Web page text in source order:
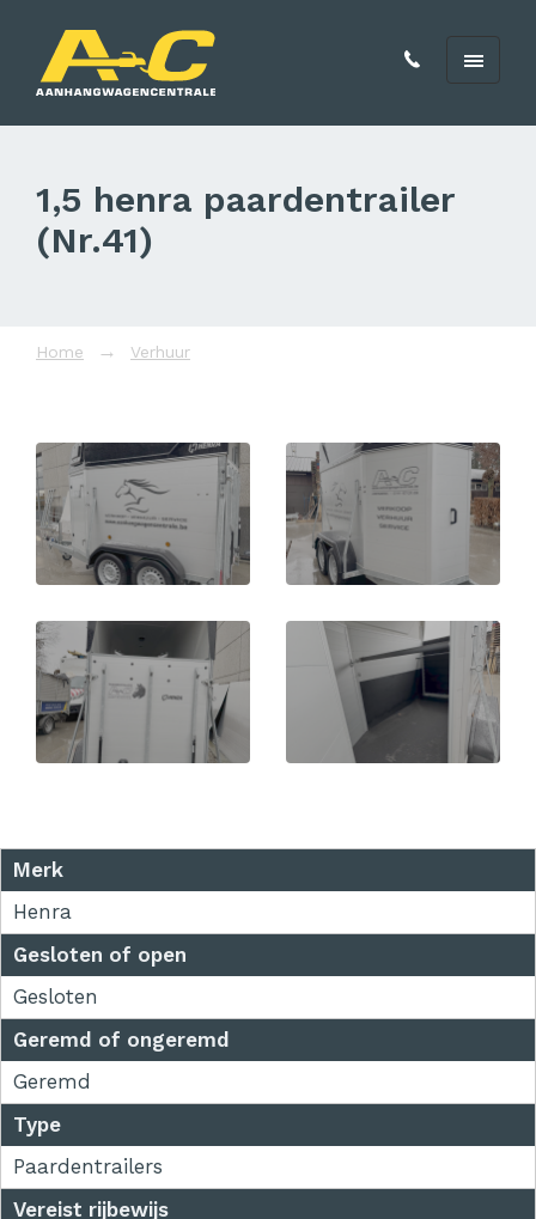
1,5 henra paardentrailer
(Nr.41)
Home Verhuur
Merk
Henra
Gesloten of open
Gesloten
Geremd of ongeremd
Geremd
Type
Paardentrailers
Vereist rijbewijs